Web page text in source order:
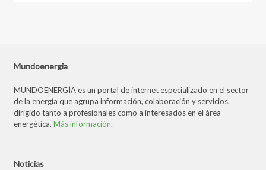
Mundoenergia
MUNDOENERGÍA es un portal de internet especializado en el sector
de la energía que agrupa información, colaboración y servicios,
dirigido tanto a profesionales como a interesados en el área
energética. Más información.
Noticias